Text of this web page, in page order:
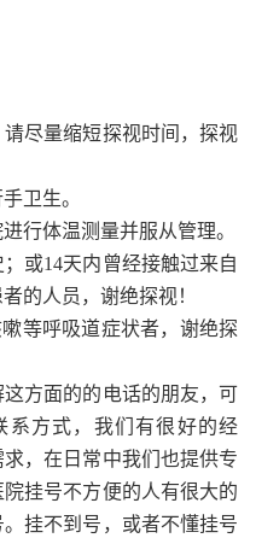
尽量缩短探视时间，探视
卫生。
行体温测量并服从管理。
或14天内曾经接触过来自
的人员，谢绝探视！
等呼吸道症状者，谢绝探
方面的的电话的朋友，可
系方式，我们有很好的经
，在日常中我们也提供专
挂号不方便的人有很大的
挂不到号，或者不懂挂号